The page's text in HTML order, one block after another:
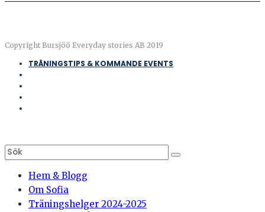
Copyright Bursjöö Everyday stories AB 2019
TRÄNINGSTIPS & KOMMANDE EVENTS
Hem & Blogg
Om Sofia
Träningshelger 2024-2025